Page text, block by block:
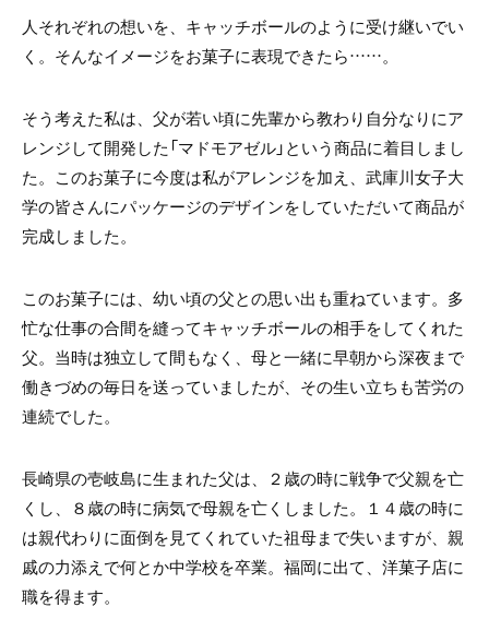
人それぞれの想いを、キャッチボールのように受け継いでい
く。そんなイメージをお菓子に表現できたら……。
そう考えた私は、父が若い頃に先輩から教わり自分なりにア
レンジして開発した「マドモアゼル」という商品に着目しまし
た。このお菓子に今度は私がアレンジを加え、武庫川女子大
学の皆さんにパッケージのデザインをしていただいて商品が
完成しました。
このお菓子には、幼い頃の父との思い出も重ねています。多
忙な仕事の合間を縫ってキャッチボールの相手をしてくれた
父。当時は独立して間もなく、母と一緒に早朝から深夜まで
働きづめの毎日を送っていましたが、その生い立ちも苦労の
連続でした。
長崎県の壱岐島に生まれた父は、２歳の時に戦争で父親を亡
くし、８歳の時に病気で母親を亡くしました。１４歳の時に
は親代わりに面倒を見てくれていた祖母まで失いますが、親
戚の力添えで何とか中学校を卒業。福岡に出て、洋菓子店に
職を得ます。